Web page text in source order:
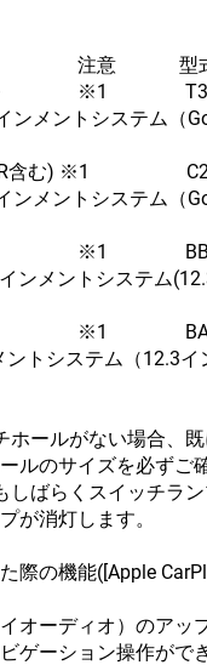
名 注
レイル
メントシステム（
含
メントシステム（
BB1A・2A
ンメントシステム
BA1A・
トシステム（12.3イ
ールがない場合、既
ルのサイズを必ずご
ばらくスイッチラン
が消灯します。
際の機能([Apple
オーディオ）のア
ゲーション操作がで